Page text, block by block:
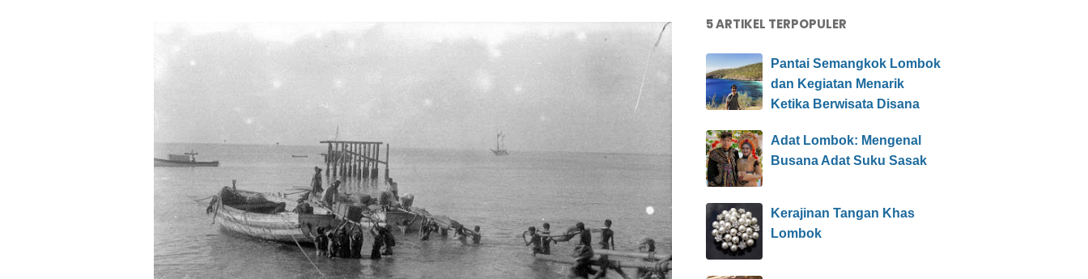
5 ARTIKEL TERPOPULER
Pantai Semangkok Lombok
dan Kegiatan Menarik
Ketika Berwisata Disana
Adat Lombok: Mengenal
Busana Adat Suku Sasak
Kerajinan Tangan Khas
Lombok